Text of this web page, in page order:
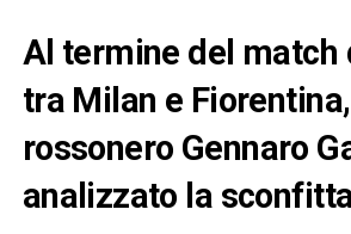
Al termine del match
tra Milan e
rossonero Gennaro
analizzato la